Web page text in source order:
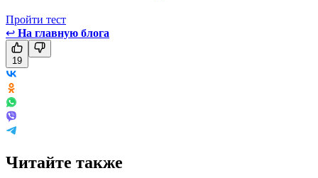
Пройти тест
↩ На главную блога
19
Читайте также